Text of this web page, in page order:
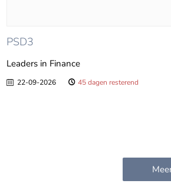
PSD3
Leaders in Finance
22-09-2026 45 dagen resterend